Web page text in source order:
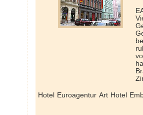
Hotel Euroagentur Art Hotel